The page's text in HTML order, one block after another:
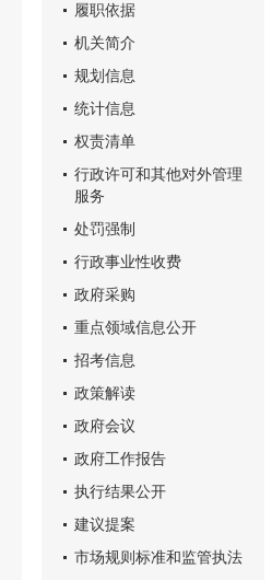
履职依据
机关简介
规划信息
统计信息
权责清单
行政许可和其他对外管理
服务
处罚强制
行政事业性收费
政府采购
重点领域信息公开
招考信息
政策解读
政府会议
政府工作报告
执行结果公开
建议提案
市场规则标准和监管执法